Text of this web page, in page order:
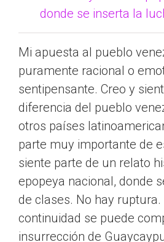
donde se inserta la
Mi apuesta al pueblo
puramente racional o
sentipensante. Creo y
diferencia del pueblo
otros países
parte muy importante de
siente parte de un relato
epopeya nacional, donde
de clases. No hay ruptura.
continuidad se puede
insurrección de